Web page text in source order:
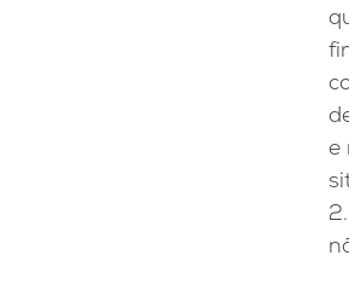
e